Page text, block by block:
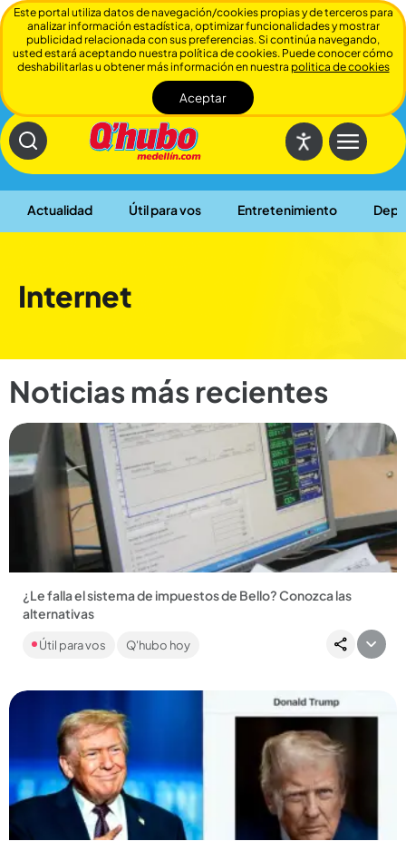
Actualidad Útil para vos Entretenimiento
Cerrar
Internet
Noticias más recientes
¿Le falla el sistema de impuestos de Bello? Conozca las
alternativas
La página de la Alcaldía de Bello es manejada por el Ministerio
de las TIC y la falla es masiva. La Administración compartió...
Útil para vos Q'hubo hoy
Compartir Noticia
Este portal utiliza datos de navegación/cookies propias y de terceros para
analizar información estadística, optimizar funcionalidades y mostrar
publicidad relacionada con sus preferencias. Si continúa navegando,
usted estará aceptando nuestra política de cookies. Puede conocer cómo
deshabilitarlas u obtener más información en nuestra politica de cookies
Aceptar